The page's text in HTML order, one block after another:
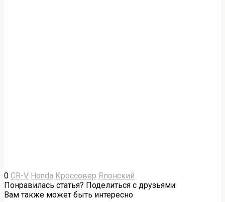
0 CR-V Honda Кроссовер Японский
Понравилась статья? Поделиться с друзьями:
Вам также может быть интересно